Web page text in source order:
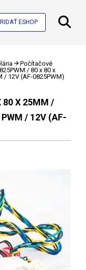
ESHOP
Počítačové
/ 80 x 80 x
/ 12V (AF-0825PWM)
80 X 25MM /
/ 12V (AF-